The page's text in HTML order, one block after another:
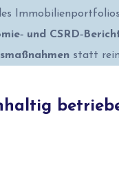
Immobilienportfolios
und
statt